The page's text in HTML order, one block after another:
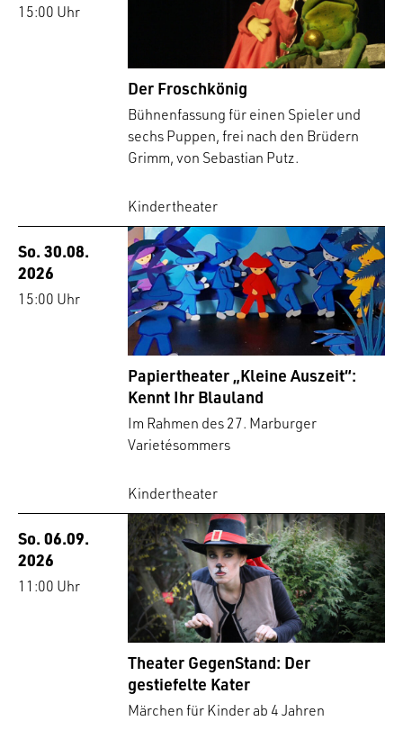
15:00 Uhr
Der Froschkönig
Bühnenfassung für einen Spieler und
sechs Puppen, frei nach den Brüdern
Grimm, von Sebastian Putz.
Kindertheater
So. 30.08.
2026
15:00 Uhr
Papiertheater „Kleine Auszeit“:
Kennt Ihr Blauland
Im Rahmen des 27. Marburger
Varietésommers
Kindertheater
So. 06.09.
2026
11:00 Uhr
Theater GegenStand: Der
gestiefelte Kater
Märchen für Kinder ab 4 Jahren